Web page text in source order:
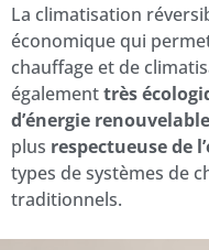
La climatisation
économique qui
chauffage et de
égalementtrès
d’énergie
plus respectueuse de
types de systèmes de
traditionnels.